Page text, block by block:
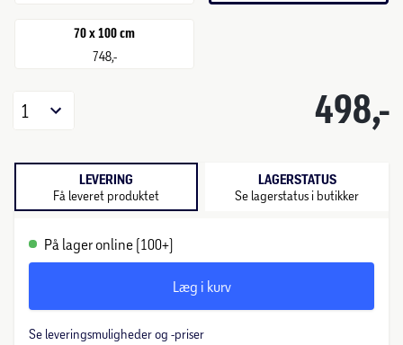
70 x 100 cm
748,-
498,-
1
LEVERING
Få leveret produktet
LAGERSTATUS
Se lagerstatus i butikker
På lager online (100+)
Læg i kurv
Se leveringsmuligheder og -priser